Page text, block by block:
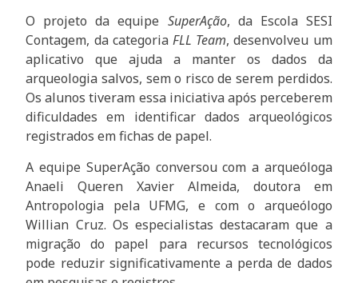
O projeto da equipe SuperAção, da Escola SESI
Contagem, da categoria FLL Team, desenvolveu um
aplicativo que ajuda a manter os dados da
arqueologia salvos, sem o risco de serem perdidos.
Os alunos tiveram essa iniciativa após perceberem
dificuldades em identificar dados arqueológicos
registrados em fichas de papel.
A equipe SuperAção conversou com a arqueóloga
Anaeli Queren Xavier Almeida, doutora em
Antropologia pela UFMG, e com o arqueólogo
Willian Cruz. Os especialistas destacaram que a
migração do papel para recursos tecnológicos
pode reduzir significativamente a perda de dados